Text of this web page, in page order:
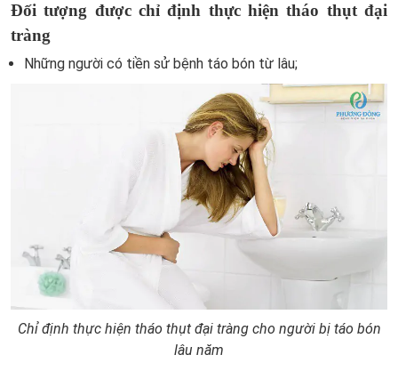
Đối tượng được chỉ định thực hiện tháo thụt đại
tràng
Những người có tiền sử bệnh táo bón từ lâu;
Chỉ định thực hiện tháo thụt đại tràng cho người bị táo bón
lâu năm